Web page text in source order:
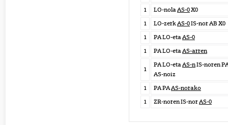
1
LO-nolaAS-0X0
1
LO-zerkAS-0IS-nor AB X0
1
PA LO-etaAS-0
1
PA LO-etaAS-arren
1
PA LO-etaAS-nIS-noren
AS-noiz
1
PA PAAS-norako
1
ZR-noren IS-norAS-0